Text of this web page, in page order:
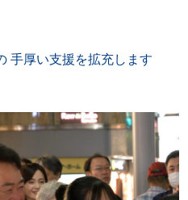
手厚い支援を拡充します